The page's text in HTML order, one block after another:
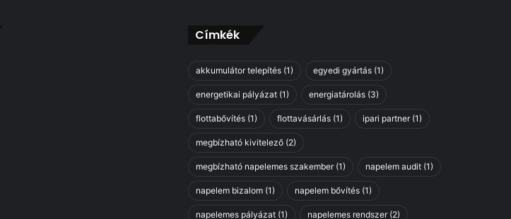
Címkék
akkumulátor telepítés(1) egyedi gyártás(1)
energetikai pályázat(1) energiatárolás(3)
flottabővítés(1) flottavásárlás(1) ipari partner(1)
megbízható kivitelező(2)
megbízható napelemes szakember(1) napelem audit(1)
napelem bizalom(1) napelem bővítés(1)
napelemes pályázat(1) napelemes rendszer(2)